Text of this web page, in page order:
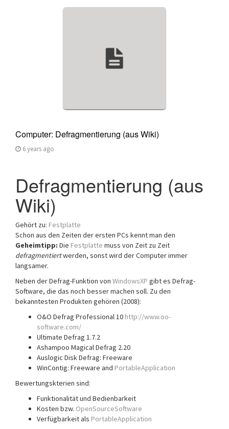
Computer: Defragmentierung (aus Wiki)
6 years ago
Defragmentierung (aus
Wiki)
Gehört zu: Festplatte
Schon aus den Zeiten der ersten PCs kennt man den
Geheimtipp: Die Festplatte muss von Zeit zu Zeit
defragmentiertwerden, sonst wird der Computer immer
langsamer.
Neben der Defrag-Funktion von WindowsXP gibt es Defrag-
Software, die das noch besser machen soll. Zu den
bekanntesten Produkten gehören (2008):
O&O Defrag Professional 10 http://www.oo-
software.com/
Ultimate Defrag 1.7.2
Ashampoo Magical Defrag 2.20
Auslogic Disk Defrag: Freeware
WinContig: Freeware and PortableApplication
Bewertungskterien sind:
Funktionalität und Bedienbarkeit
Kosten bzw. OpenSourceSoftware
Verfügbarkeit als PortableApplication